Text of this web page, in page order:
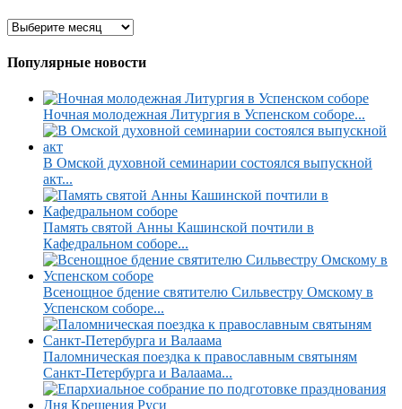
Популярные новости
Ночная молодежная Литургия в Успенском соборе...
В Омской духовной семинарии состоялся выпускной
акт...
Память святой Анны Кашинской почтили в
Кафедральном соборе...
Всенощное бдение святителю Сильвестру Омскому в
Успенском соборе...
Паломническая поездка к православным святыням
Санкт-Петербурга и Валаама...